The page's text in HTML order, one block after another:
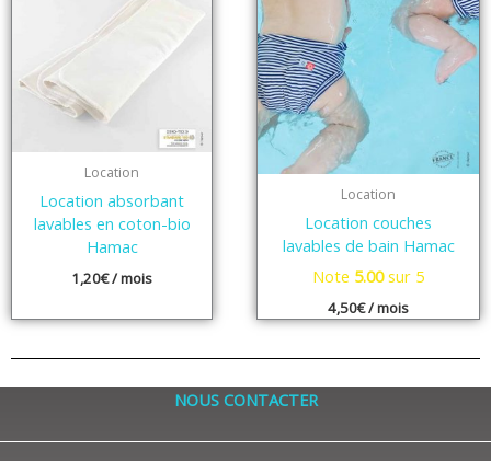
Location
Location absorbant
lavables en coton-bio
Hamac
1,20€/ mois
Location
Location couches
lavables de bain Hamac
Note 5.00sur 5
4,50€/ mois
NOUS CONTACTER